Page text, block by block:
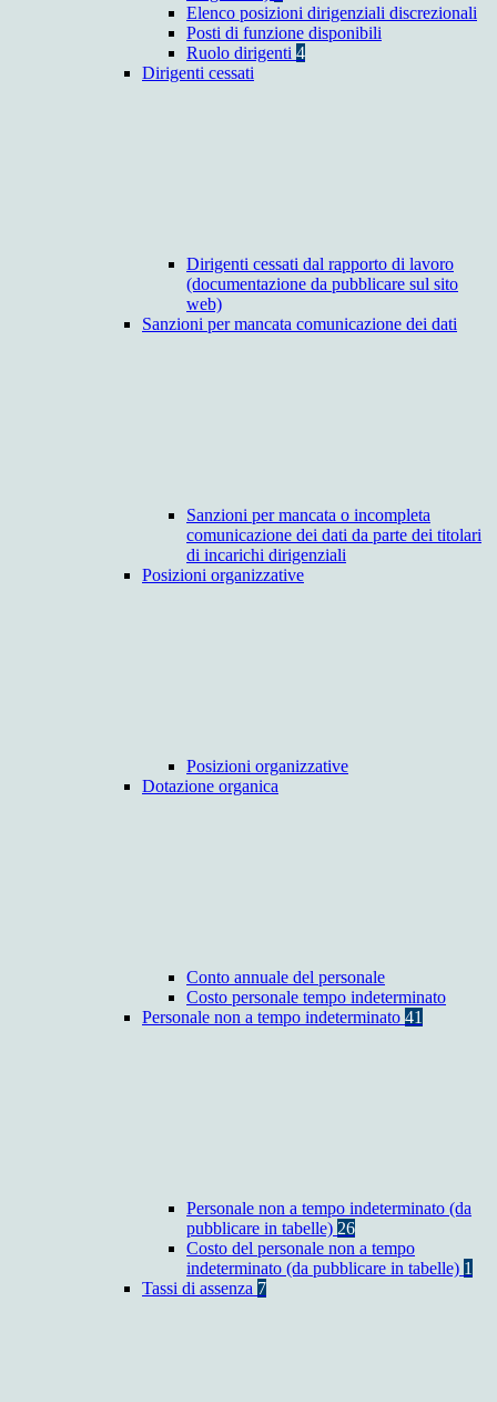
Elenco posizioni dirigenziali discrezionali
Posti di funzione disponibili
Ruolo dirigenti 4
Dirigenti cessati
Dirigenti cessati dal rapporto di lavoro
(documentazione da pubblicare sul sito
web)
Sanzioni per mancata comunicazione dei dati
Sanzioni per mancata o incompleta
comunicazione dei dati da parte dei titolari
di incarichi dirigenziali
Posizioni organizzative
Posizioni organizzative
Dotazione organica
Conto annuale del personale
Costo personale tempo indeterminato
Personale non a tempo indeterminato 41
Personale non a tempo indeterminato (da
pubblicare in tabelle) 26
Costo del personale non a tempo
indeterminato (da pubblicare in tabelle) 1
Tassi di assenza 7